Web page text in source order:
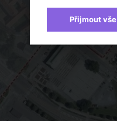
Přijmout vše